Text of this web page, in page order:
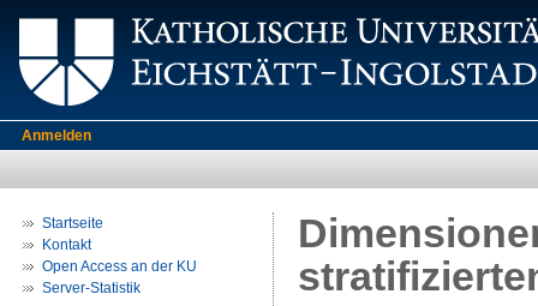
Anmelden
Startseite
Kontakt
Open Access an der KU
Server-Statistik